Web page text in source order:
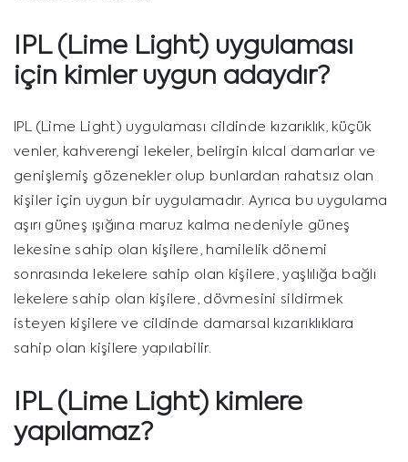
IPL (Lime Light) uygulaması
için kimler uygun adaydır?
IPL (Lime Light) uygulaması cildinde kızarıklık, küçük
venler, kahverengi lekeler, belirgin kılcal damarlar ve
genişlemiş gözenekler olup bunlardan rahatsız olan
kişiler için uygun bir uygulamadır. Ayrıca bu uygulama
aşırı güneş ışığına maruz kalma nedeniyle güneş
lekesine sahip olan kişilere, hamilelik dönemi
sonrasında lekelere sahip olan kişilere, yaşlılığa bağlı
lekelere sahip olan kişilere, dövmesini sildirmek
isteyen kişilere ve cildinde damarsal kızarıklıklara
sahip olan kişilere yapılabilir.
IPL (Lime Light) kimlere
yapılamaz?